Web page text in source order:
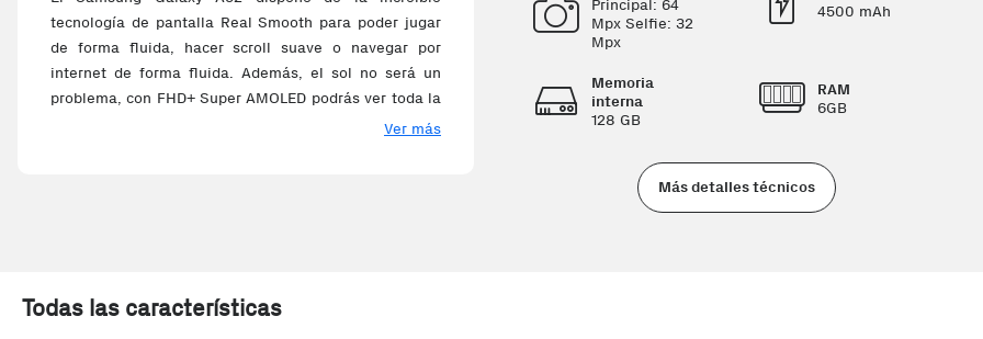
tecnología de pantalla Real Smooth para poder jugar
de forma fluida, hacer scroll suave o navegar por
internet de forma fluida. Además, el sol no será un
problema, con FHD+ Super AMOLED podrás ver toda la
pantalla perfectamente sin importar de la cantidad de
gracias a los 32MP de la cámara interna y desenfoque
Ver más
Principal: 64
Mpx Selfie: 32
Mpx
4500 mAh
Memoria
interna
128 GB
RAM
6GB
Más detalles técnicos
Todas las características